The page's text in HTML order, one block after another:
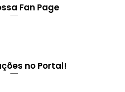
Fan Page
no Portal!